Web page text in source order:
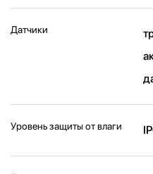
Датчики
Уровень защиты от влаги